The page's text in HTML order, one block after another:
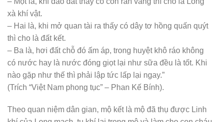
xà khí vật.
– Hai là, khi mở quan tài ra thấy có dây tơ hồng quấn quýt
thì cho là đất kết.
– Ba là, hơi đất chỗ đó ấm áp, trong huyệt khô ráo không
có nước hay là nước đóng giọt lại như sữa đều là tốt. Khi
nào gặp như thế thì phải lập tức lấp lại ngay.”
(Trích “Việt Nam phong tục” – Phan Kế Bính).
Theo quan niệm dân gian, mộ kết là mộ đã thụ được Linh